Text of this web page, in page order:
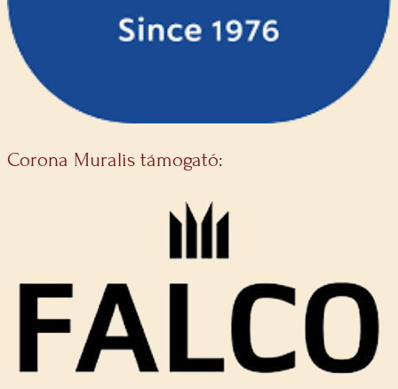
Corona Muralis támogató: